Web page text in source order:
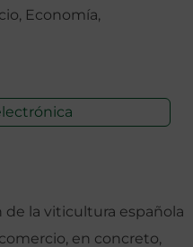
Economía,
de la viticultura española
en concreto,